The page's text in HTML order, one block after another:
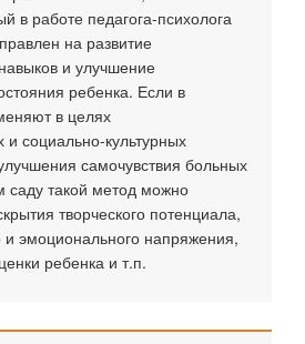
в работе педагога-психолога
на развитие
и улучшение
ребенка. Если в
в целях
социально-культурных
самочувствия больных
саду такой метод можно
творческого потенциала,
эмоционального напряжения,
ребенка и т.п.